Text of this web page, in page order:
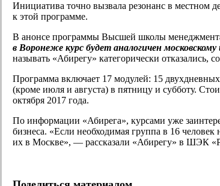
Инициатива точно вызвала резонанс в местном
к этой программе.
В анонсе программы Высшей школы
в Воронеже курс будет аналогичен
называть «Абирегу» категорически отказались,
Программа включает 17 модулей: 15
(кроме июля и августа) в пятницу и субботу.
октября 2017 года.
По информации «Абирега», курсами уже
бизнеса. «Если необходимая группа в 16
их в Москве», — рассказали «Абирегу» в ШЭК